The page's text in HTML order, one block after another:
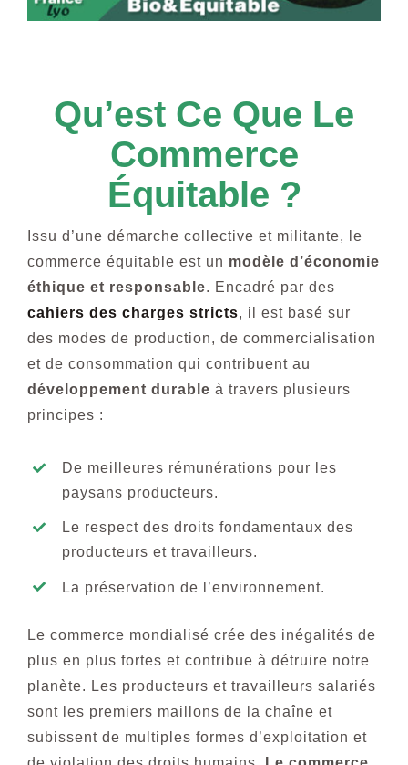
Qu’esT Ce Que Le
Commerce
Équitable ?
Issu d’une démarche collective et militante, le
commerce équitable est un modèle d’économie
éthique et responsable. Encadré par des
cahiers des charges stricts, il est basé sur
des modes de production, de commercialisation
et de consommation qui contribuent au
développement durable à travers plusieurs
principes :
De meilleures rémunérations pour les
paysans producteurs.
Le respect des droits fondamentaux des
producteurs et travailleurs.
La préservation de l’environnement.
Le commerce mondialisé crée des inégalités de
plus en plus fortes et contribue à détruire notre
planète. Les producteurs et travailleurs salariés
sont les premiers maillons de la chaîne et
subissent de multiples formes d’exploitation et